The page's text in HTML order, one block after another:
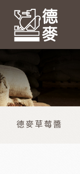
德麥草莓醬